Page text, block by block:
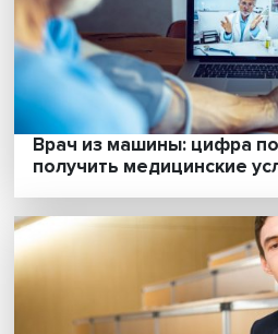
«Климатическая
лет станет одним из
глобального
регулирования»